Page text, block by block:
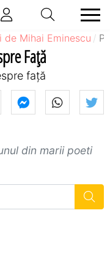
de Mihai Eminescu
Față
față
din marii poeti